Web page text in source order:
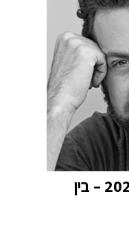
אריאל מרגלית סין 2020 – בין